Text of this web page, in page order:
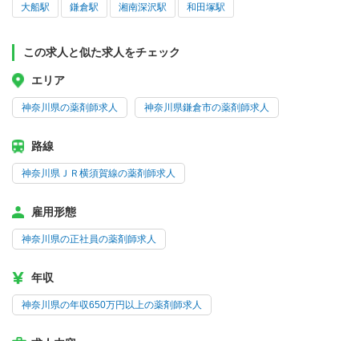
大船駅 鎌倉駅 湘南深沢駅 和田塚駅
この求人と似た求人をチェック
エリア
神奈川県の薬剤師求人 神奈川県鎌倉市の薬剤師求人
路線
神奈川県ＪＲ横須賀線の薬剤師求人
雇用形態
神奈川県の正社員の薬剤師求人
年収
神奈川県の年収650万円以上の薬剤師求人